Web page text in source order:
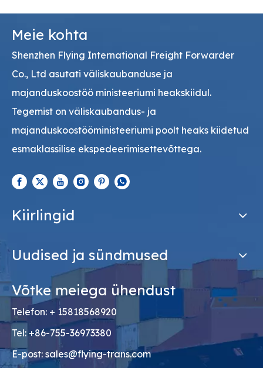
Meie kohta
Shenzhen Flying International Freight Forwarder
Co., Ltd asutati väliskaubanduse ja
majanduskoostöö ministeeriumi heakskiidul.
Tegemist on väliskaubandus- ja
majanduskoostööministeeriumi poolt heaks kiidetud
esmaklassilise ekspedeerimisettevõttega.
Kiirlingid
Uudised ja sündmused
Võtke meiega ühendust
Telefon: + 15818568920
Tel: +86-755-36973380
E-post: sales@flying-trans.com